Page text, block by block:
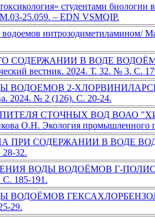
студентами
25.059. – EDN VSMQIP.
водоемов
В ВОДЕ ВОДОЁМОВ
вестник. 2024. Т. 32. № 3. С.
2-
2024. № 2 (126). С. 20-24.
СТОЧНЫХ ВОД ВОАО
О.Н. Экология промышленного
СОДЕРЖАНИИ В ВОДЕ
32.
ВОДЫ ВОДОЁМОВ Γ-
185-191.
ГЕКСАХЛОРБЕНЗОЛОМ
29.